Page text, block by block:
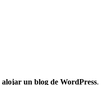
alojar un blog de WordPress.